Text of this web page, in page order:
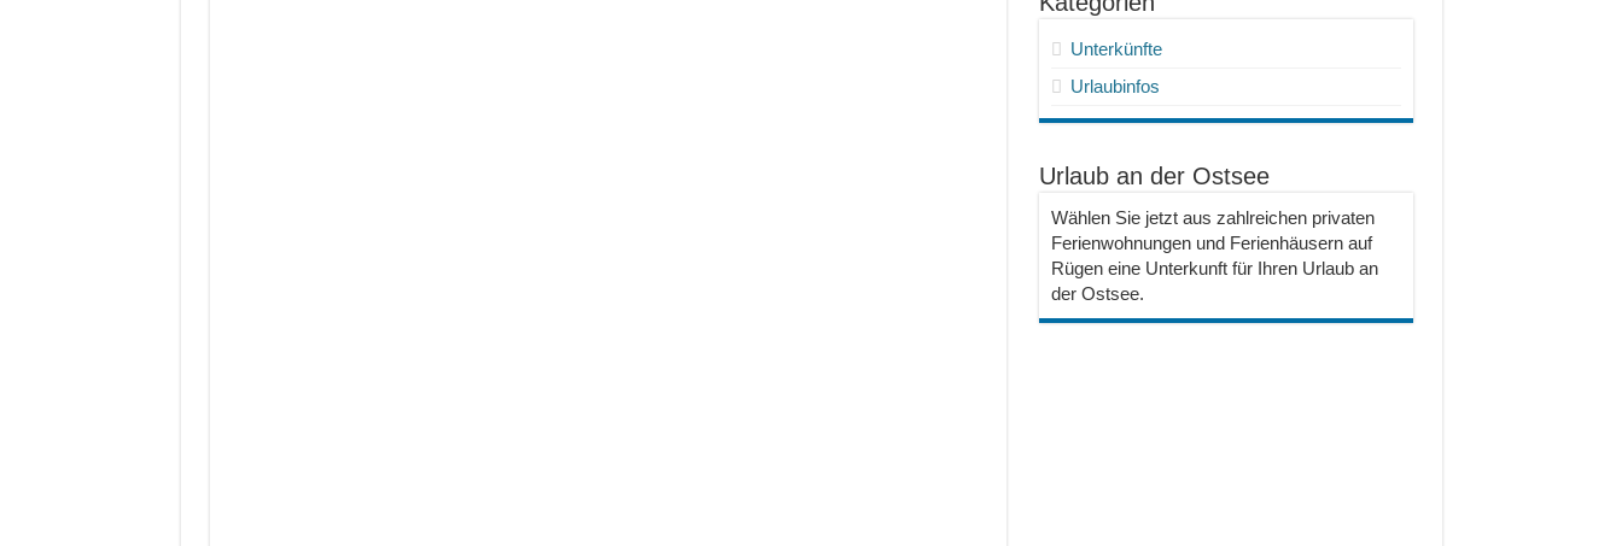
Unterkünfte
Urlaubinfos
Urlaub an der Ostsee
Wählen Sie jetzt aus zahlreichen privaten
Ferienwohnungen und Ferienhäusern auf
Rügen eine Unterkunft für Ihren Urlaub an
der Ostsee.